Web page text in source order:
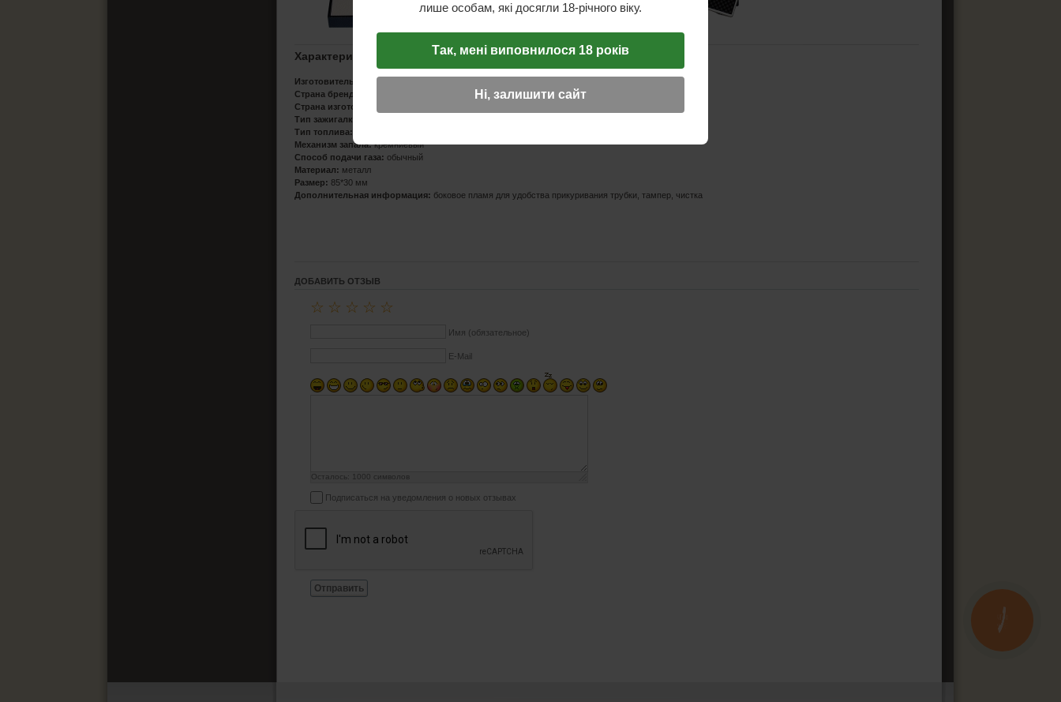
Характеристики
Изготовитель:
WinJet
Страна бренда:
Страна изготовитель
Тип зажигалки
Тип топлива:
Механизм запала:кремниевый
Способ подачи газа: обычный
Материал: металл
Размер: 85*30 мм
Дополнительная информация: боковое пламя для удобства прикуривания трубки, тампер, чистка
ДОБАВИТЬ ОТЗЫВ
☆
☆
☆
☆
☆
Имя (обязательное)
E-Mail
Осталось: 1000 символов
Подписаться на уведомления о новых отзывах
Отправить
лише особам, які досягли 18-річного віку.
Так, мені виповнилося 18 років
Ні, залишити сайт
КНОПКА
ЗВ'ЯЗКУ